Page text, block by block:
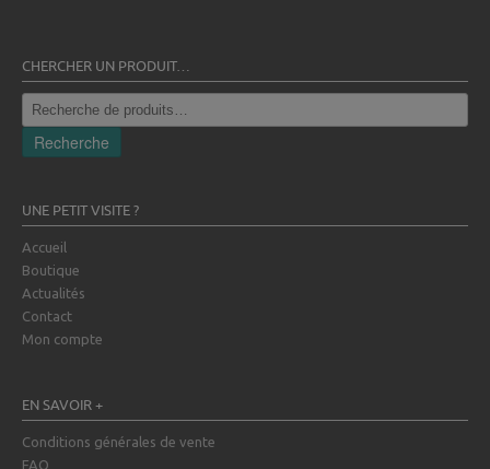
CHERCHER UN PRODUIT…
Recherche
pour :
Recherche
UNE PETIT VISITE ?
Accueil
Boutique
Actualités
Contact
Mon compte
EN SAVOIR +
Conditions générales de vente
FAQ